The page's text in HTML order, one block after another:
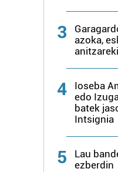
3
azoka,
4
Ioseba
edo
batek
Intsignia
5
Lau
ezberdin